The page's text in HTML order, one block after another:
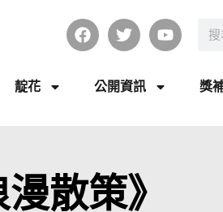
靛花 公開資訊 獎
漫散策》